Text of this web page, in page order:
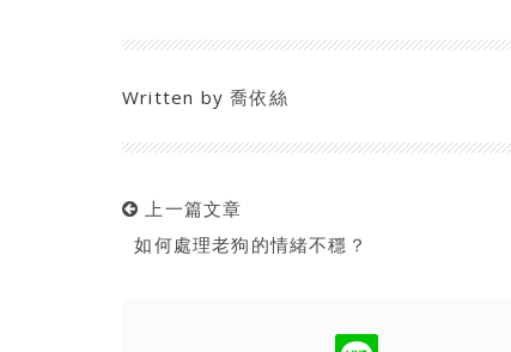
Written by喬依絲
上一篇文章
如何處理老狗的情緒不穩？